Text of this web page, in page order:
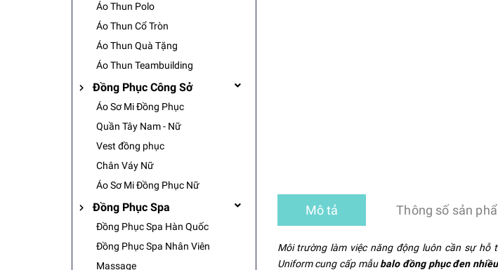
Mô tả Thông số sản
Môi trường làm việc năng động luôn cần sự
Uniform cung cấp mẫubalo đồng phục đen
Áo Thun Polo
Áo Thun Cổ Tròn
Áo Thun Quà Tặng
Áo Thun Teambuilding
Đồng Phục Công Sở
Áo Sơ Mi Đồng Phục
Quần Tây Nam - Nữ
Vest đồng phục
Chân Váy Nữ
Áo Sơ Mi Đồng Phục Nữ
Đồng Phục Spa
Đồng Phục Spa Hàn Quốc
Đồng Phục Spa Nhân Viên
Massage